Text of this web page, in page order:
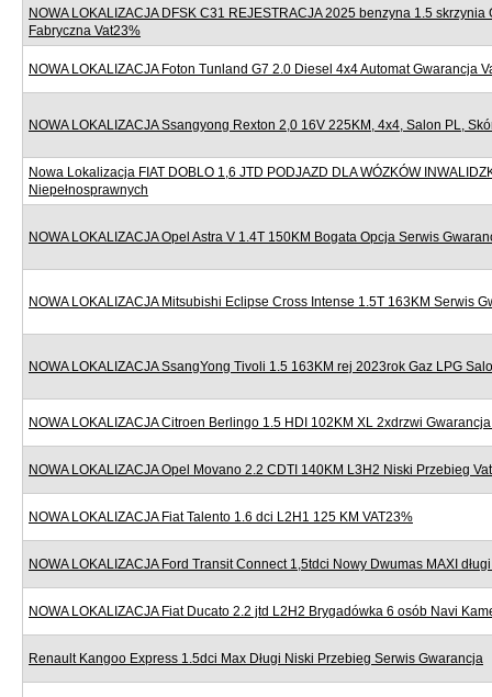
NOWA LOKALIZACJA DFSK C31 REJESTRACJA 2025 benzyna 1.5 skrzynia
Fabryczna Vat23%
NOWA LOKALIZACJA Foton Tunland G7 2.0 Diesel 4x4 Automat Gwarancja
NOWA LOKALIZACJA Ssangyong Rexton 2,0 16V 225KM, 4x4, Salon PL,
Nowa Lokalizacja FIAT DOBLO 1,6 JTD PODJAZD DLA WÓZKÓW
Niepełnosprawnych
NOWA LOKALIZACJA Opel Astra V 1.4T 150KM Bogata Opcja Serwis
NOWA LOKALIZACJA Mitsubishi Eclipse Cross Intense 1.5T 163KM Serwis
NOWA LOKALIZACJA SsangYong Tivoli 1.5 163KM rej 2023rok Gaz LPG
NOWA LOKALIZACJA Citroen Berlingo 1.5 HDI 102KM XL 2xdrzwi
NOWA LOKALIZACJA Opel Movano 2.2 CDTI 140KM L3H2 Niski Przebieg
NOWA LOKALIZACJA Fiat Talento 1.6 dci L2H1 125 KM VAT23%
NOWA LOKALIZACJA Ford Transit Connect 1,5tdci Nowy Dwumas MAXI
NOWA LOKALIZACJA Fiat Ducato 2.2 jtd L2H2 Brygadówka 6 osób Navi
Renault Kangoo Express 1.5dci Max Długi Niski Przebieg Serwis Gwarancja